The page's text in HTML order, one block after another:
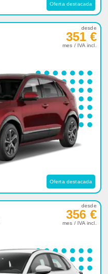
Oferta destacada
desde
351 €
mes / IVA incl.
Oferta destacada
desde
356 €
mes / IVA incl.